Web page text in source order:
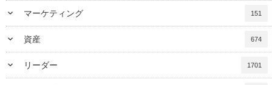
keyboard_arrow_down マーケティング 151
keyboard_arrow_down 資産 674
keyboard_arrow_down リーダー 1701